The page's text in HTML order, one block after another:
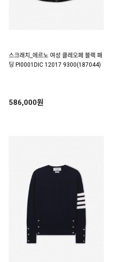
스크래치_에르노 여성 클레오페 블랙 패
딩 PI0001DIC 12017 9300(187044)
586,000원